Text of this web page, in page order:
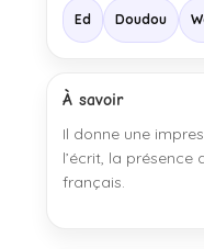
Ed Doudou
À savoir
Il donne une
l’écrit, la présence
français.